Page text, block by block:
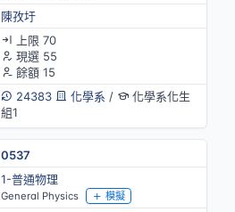
陳孜圩
上限 70
現選 55
餘額 15
24383
化學系 /
化學系化生
組1
0537
1-普通物理
General Physics 模擬